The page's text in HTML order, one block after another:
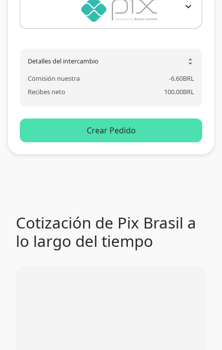
expand_more
Detalles del intercambio unfold_more
Comisión nuestra -6.60BRL
Recibes neto
100.00BRL
Crear Pedido
Cotización de Pix Brasil a
lo largo del tiempo